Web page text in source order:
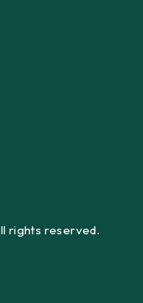
rights reserved.